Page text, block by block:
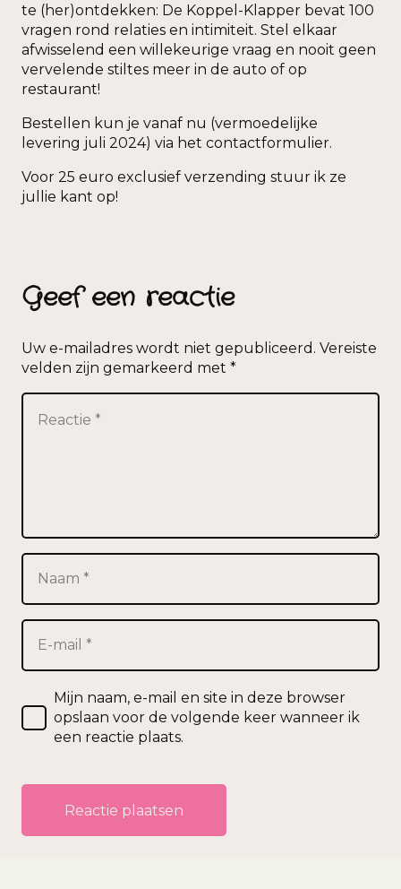
te (her)ontdekken: De Koppel-Klapper bevat 100
vragen rond relaties en intimiteit. Stel elkaar
afwisselend een willekeurige vraag en nooit geen
vervelende stiltes meer in de auto of op
restaurant!
Bestellen kun je vanaf nu (vermoedelijke
levering juli 2024) via het contactformulier.
Voor 25 euro exclusief verzending stuur ik ze
jullie kant op!
Geef een reactie
Uw e-mailadres wordt niet gepubliceerd. Vereiste
velden zijn gemarkeerd met *
Mijn naam, e-mail en site in deze browser
opslaan voor de volgende keer wanneer ik
een reactie plaats.
Reactie plaatsen